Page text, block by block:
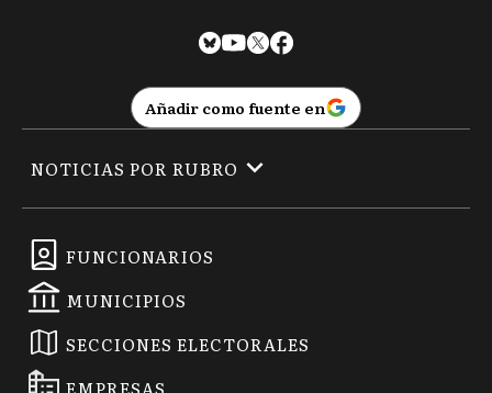
Añadir como fuente en
FUNCIONARIOS
MUNICIPIOS
SECCIONES ELECTORALES
NOTICIAS POR RUBRO